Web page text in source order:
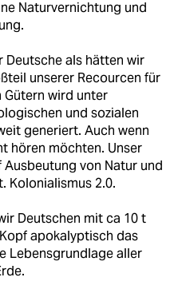
Naturvernichtung und
Deutsche als hätten wir
unserer Recourcen für
wird unter
und sozialen
generiert. Auch wenn
hören möchten. Unser
Ausbeutung von Natur und
Kolonialismus 2.0.
Deutschen mit ca 10 t
apokalyptisch das
Lebensgrundlage aller